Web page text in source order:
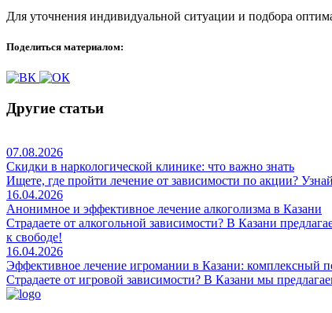
Для уточнения индивидуальной ситуации и подбора
Поделиться материалом:
Другие статьи
07.08.2026
Скидки в наркологической клинике: что важно знать
Ищете, где пройти лечение от зависимости по акции?
16.04.2026
Анонимное и эффективное лечение алкоголизма в Казани
Страдаете от алкогольной зависимости? В Казани
к свободе!
16.04.2026
Эффективное лечение игромании в Казани: комплексный
Страдаете от игровой зависимости? В Казани мы